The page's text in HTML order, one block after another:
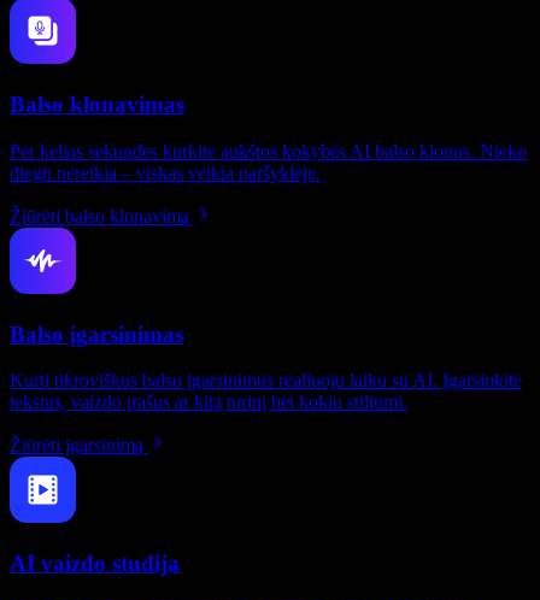
Balso klonavimas
Per kelias sekundes kurkite aukštos kokybės AI balso klonus. Nieko
diegti nereikia – viskas veikia naršyklėje.
Žiūrėti balso klonavimą
Balso įgarsinimas
Kurti tikroviškus balso įgarsinimus realiuoju laiku su AI. Įgarsinkite
tekstus, vaizdo įrašus ar kitą turinį bet kokiu stiliumi.
Žiūrėti įgarsinimą
AI vaizdo studija